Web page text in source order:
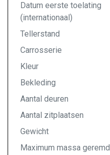
Datum eerste toelating
(internationaal)
Tellerstand
Carrosserie
Kleur
Bekleding
Aantal deuren
Aantal zitplaatsen
Gewicht
Maximum massa geremd